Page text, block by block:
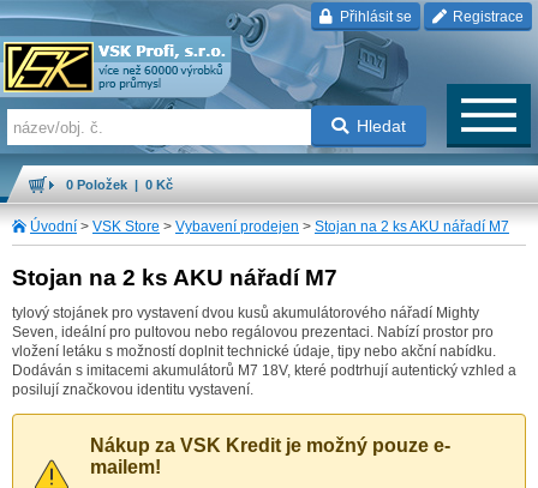
Přihlásit se Registrace
Hledat
0 Položek | 0 Kč
Úvodní > VSK Store > Vybavení prodejen > Stojan na 2 ks AKU nářadí M7
Stojan na 2 ks AKU nářadí M7
tylový stojánek pro vystavení dvou kusů akumulátorového nářadí Mighty
Seven, ideální pro pultovou nebo regálovou prezentaci. Nabízí prostor pro
vložení letáku s možností doplnit technické údaje, tipy nebo akční nabídku.
Dodáván s imitacemi akumulátorů M7 18V, které podtrhují autentický vzhled a
posilují značkovou identitu vystavení.
Nákup za VSK Kredit je možný pouze e-
mailem!